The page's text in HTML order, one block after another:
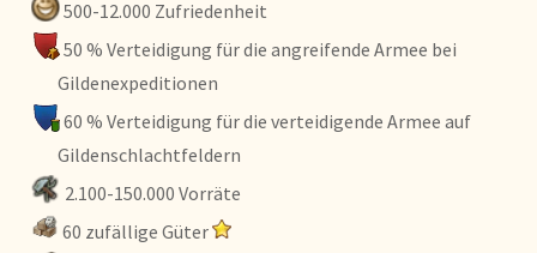
500-12.000 Zufriedenheit
50 % Verteidigung für die angreifende Armee bei
Gildenexpeditionen
60 % Verteidigung für die verteidigende Armee auf
Gildenschlachtfeldern
2.100-150.000 Vorräte
60 zufällige Güter